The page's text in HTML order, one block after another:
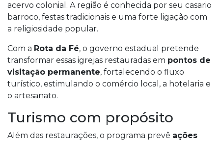
acervo colonial. A região é conhecida por seu casario
barroco, festas tradicionais e uma forte ligação com
a religiosidade popular.
Com a Rota da Fé, o governo estadual pretende
transformar essas igrejas restauradas em pontos de
visitação permanente, fortalecendo o fluxo
turístico, estimulando o comércio local, a hotelaria e
o artesanato.
Turismo com propósito
Além das restaurações, o programa prevê ações